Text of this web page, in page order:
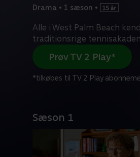
Drama • 1 sæson •
Alle i West Palm Beach
traditionsrige
Prøv TV 2 Play*
*tilkøbes til TV 2 Play
Sæson 1